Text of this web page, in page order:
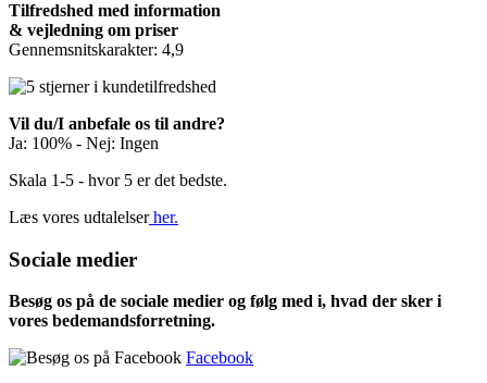
Tilfredshed med information
& vejledning om priser
Gennemsnitskarakter: 4,9
Vil du/I anbefale os til andre?
Ja: 100% - Nej: Ingen
Skala 1-5 - hvor 5 er det bedste.
Læs vores udtalelserher.
Sociale medier
Besøg os på de sociale medier og følg med i, hvad der sker i
vores bedemandsforretning.
Facebook